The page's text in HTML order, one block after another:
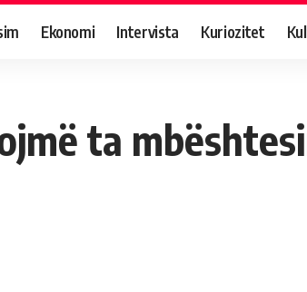
Ekonomi Intervista Kuriozitet
ta